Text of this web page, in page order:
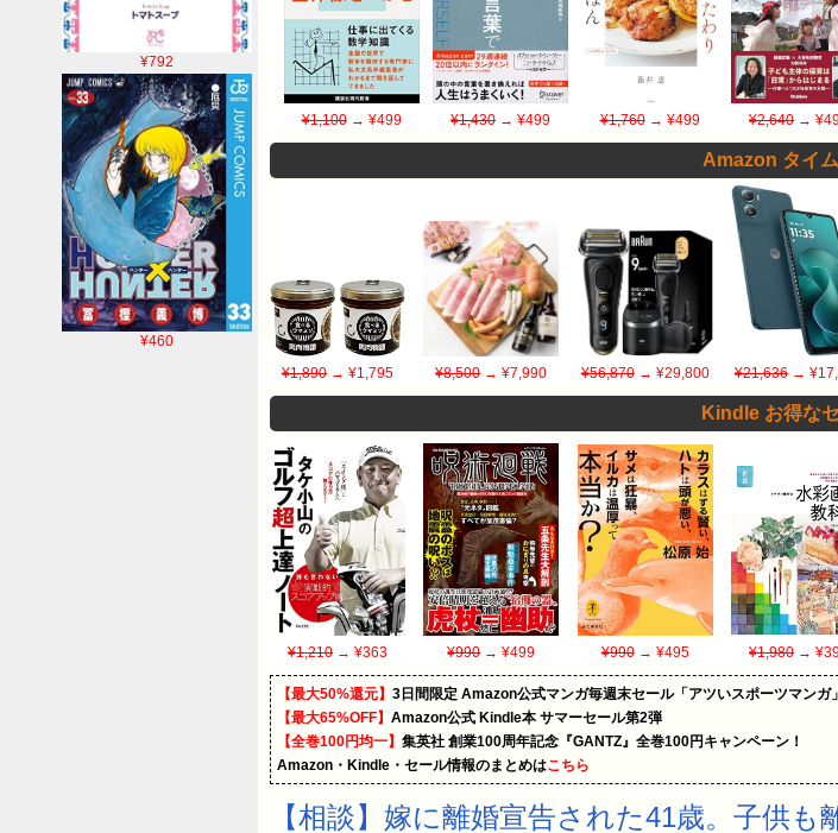
¥792
¥460
¥1,100→ ¥499 ¥1,430 → ¥499 ¥1,760→ ¥499 ¥2,640 →
Amazon タイ
¥1,890 → ¥1,795 ¥8,500→ ¥7,990 ¥56,870→ ¥29,800 ¥21,636→
Kindle お得な
¥1,210 → ¥363 ¥990→ ¥499 ¥990→ ¥495 ¥1,980→
【最大50%還元】 3日間限定 Amazon公式マンガ毎週末セール「アツいスポーツマンガ」
【最大65%OFF】 Amazon公式 Kindle本 サマーセール第2弾
【全巻100円均一】 集英社 創業100周年記念『GANTZ』全巻100円キャンペーン！
Amazon・Kindle・セール情報のまとめはこちら
【相談】嫁に離婚宣告された41歳。子供